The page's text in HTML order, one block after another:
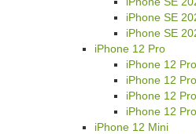
iPhone SE
iPhone SE
iPhone 12 Pro
iPhone 12
iPhone 12
iPhone 12
iPhone 12
iPhone 12 Mini